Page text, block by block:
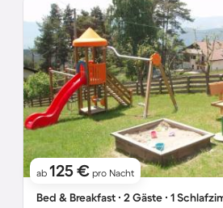
ab 125 € pro Nacht
Bed & Breakfast ∙ 2 Gäste ∙ 1